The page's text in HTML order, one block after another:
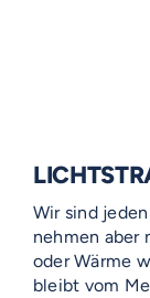
Wir sind
nehmen aber
oder Wärme
bleibt vom